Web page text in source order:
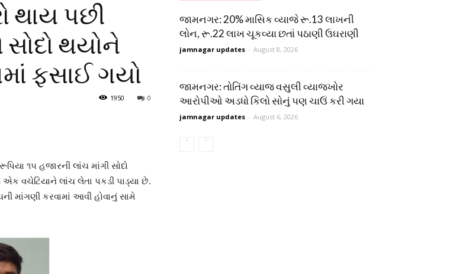
થાય પછી
થયોને
ફસાઈ ગયો
0
1950
૧૫ હજારની લાંચ માંગી સોદો
વચેટિયાને લાંચ લેતા પકડી પાડ્યા છે.
માંગણી કરવામાં આવી હોવાનું સામે
જામનગર: 20% માસિક વ્યાજે રૂ.13 લાખની
લોન, રૂ.22 લાખ ચૂકવ્યા છતાં પઠાણી ઉઘરાણી
jamnagar updates - August 8, 2026
જામનગર: તોતિંગ વ્યાજ વસુલી વ્યાજખોર
આરોપીઓ અડધો કિલો સોનું પણ ચાઉં કરી ગયા
jamnagar updates - August 6, 2026